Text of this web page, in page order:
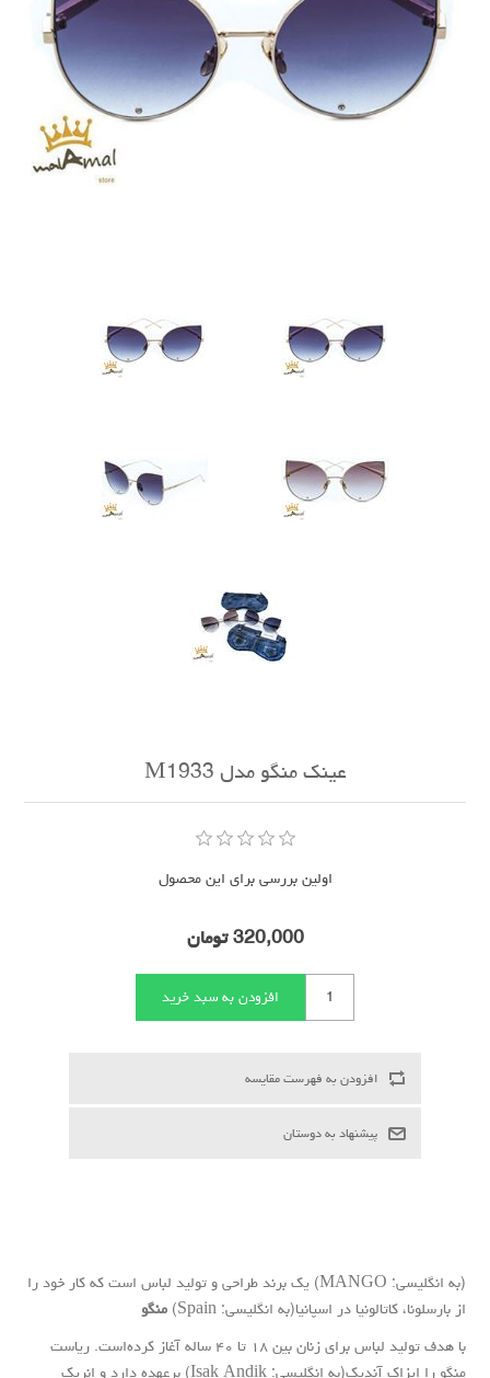
عینک منگو مدل M1933
اولین بررسی برای این محصول
320,000 تومان
(بهانگلیسی
: MANGO) یک برند طراحی و تولید لباس است که کار خود را
ازبارسلونا،کاتالونیادر اسپانیا(بهانگلیسی: Spain)
منگو
با هدف تولید لباس برای زنان بین ۱۸ تا ۴۰ ساله آغاز کرده‌است. ریاست